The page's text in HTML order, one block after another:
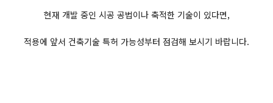
현재 개발 중인 시공 공법이나 축적한 기술이 있다면,
적용에 앞서 건축기술 특허 가능성부터 점검해 보시기 바랍니다.